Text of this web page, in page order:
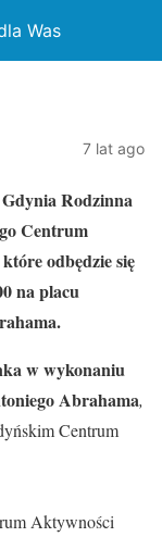
Was
7 lat ago
Rodzinna
Centrum
odbędzie się
na placu
w wykonaniu
Abrahama,
Centrum
Aktywności